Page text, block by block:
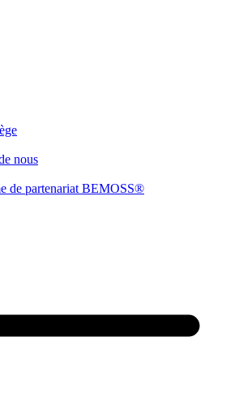
nous
de partenariat BEMOSS®